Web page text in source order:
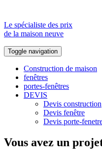
Le spécialiste des prix
de la maison neuve
Toggle navigation
Construction de maison
fenêtres
portes-fenêtres
DEVIS
Devis construction
Devis fenêtre
Devis porte-
Vous avez un